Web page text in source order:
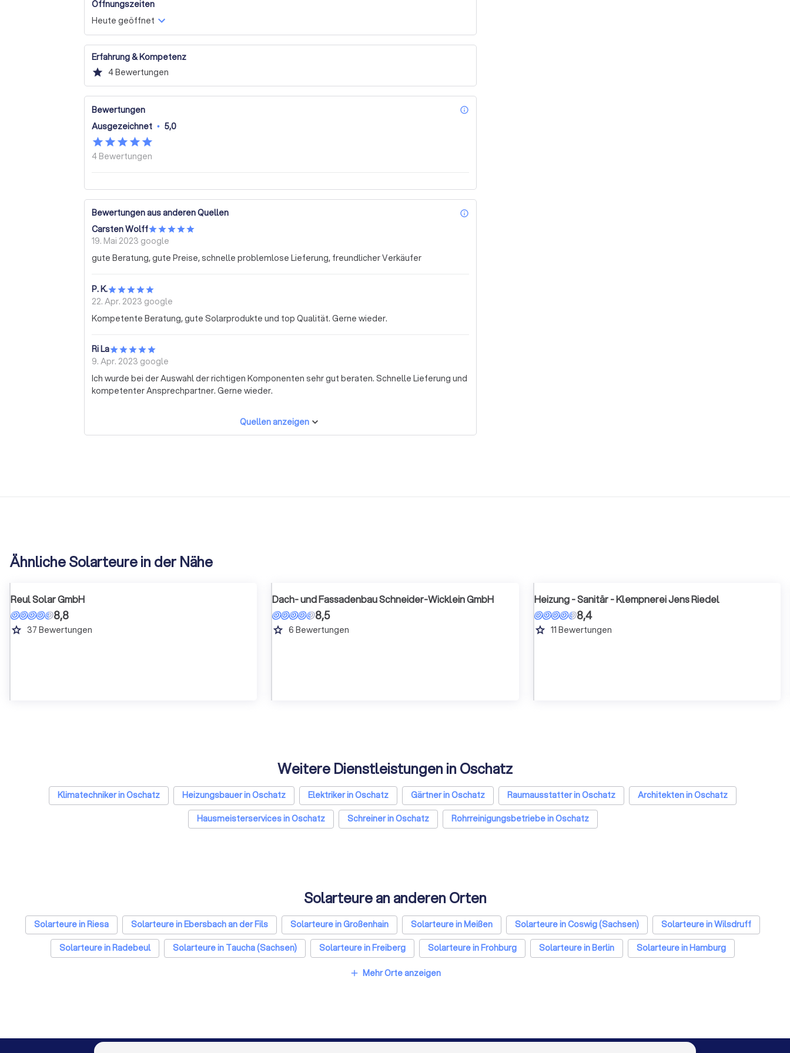
können, Ihre Ziele zu erreichen.
Wir laden Sie ein, sich mit uns in Verbindung zu setzen und ein kostenloses Angebot
Bedürfnisse zu erfüllen.
Öffnungszeiten
Heute geöffnet
Erfahrung & Kompetenz
star 4Bewertungen
Bewertungen info_outline
Ausgezeichnet • 5,0
4 Bewertungen
Bewertungen aus anderen Quellen info_outline
Carsten Wolff
19. Mai 2023 google
gute Beratung, gute Preise, schnelle problemlose Lieferung, freundlicher Verkäufer
P. K.
22. Apr. 2023 google
Kompetente Beratung, gute Solarprodukte und top Qualität. Gerne wieder.
Ri La
9. Apr. 2023 google
Ich wurde bei der Auswahl der richtigen Komponenten sehr gut beraten. Schnelle Lieferung und
kompetenter Ansprechpartner. Gerne wieder.
Quellen anzeigen
Ähnliche Solarteure in der Nähe
Reul Solar GmbH
8,8
grade 37 Bewertungen
Dach- und Fassadenbau Schneider-Wicklein GmbH
8,5
grade 6 Bewertungen
Heizung - Sanitär - Klempnerei Jens Riedel
8,4
grade 11 Bewertungen
Weitere Dienstleistungen in Oschatz
Klimatechniker in Oschatz Heizungsbauer in Oschatz Elektriker in Oschatz Gärtner in Oschatz Raumausstatter in Oschatz
Architekten in Oschatz
Hausmeisterservices in Oschatz
Schreiner in Oschatz Rohrreinigungsbetriebe in Oschatz
Solarteure an anderen Orten
Solarteure in Riesa Solarteure in Ebersbach an der Fils Solarteure in Großenhain Solarteure in Meißen Solarteure in Coswig (Sachsen)
Solarteure in Wilsdruff
Solarteure in Radebeul
Solarteure in Taucha (Sachsen) Solarteure in Freiberg Solarteure in Frohburg Solarteure in Berlin
Solarteure in Hamburg
Solarteure in Frankfurt am Main Solarteure in Stuttgart
add Mehr Orte anzeigen